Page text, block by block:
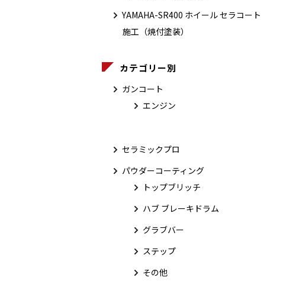
YAMAHA-SR400 ホイール セラコート
施工（焼付塗装）
カテゴリー別
ガンコート
エンジン
セラミックプロ
パウダーコーティング
トップブリッチ
ハブ ブレーキドラム
グラブバー
ステップ
その他